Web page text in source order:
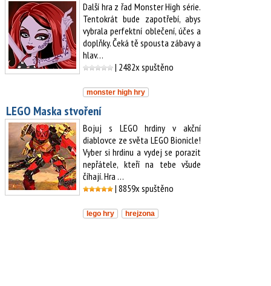
Další hra z řad Monster High série.
Tentokrát bude zapotřebí, abys
vybrala perfektní oblečení, účes a
doplňky. Čeká tě spousta zábavy a
hlav…
| 2482x spuštěno
monster high hry
LEGO Maska stvoření
Bojuj s LEGO hrdiny v akční
diablovce ze světa LEGO Bionicle!
Vyber si hrdinu a vydej se porazit
nepřátele, kteří na tebe všude
číhají. Hra …
| 8859x spuštěno
lego hry hrejzona